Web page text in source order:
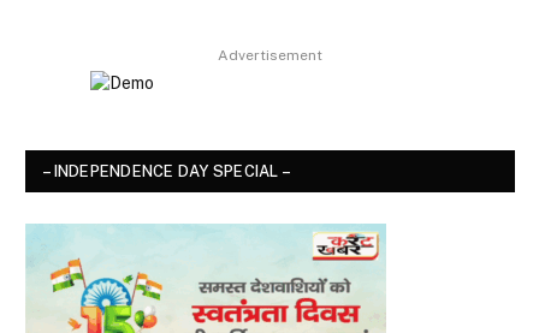
Advertisement
– INDEPENDENCE DAY SPECIAL –